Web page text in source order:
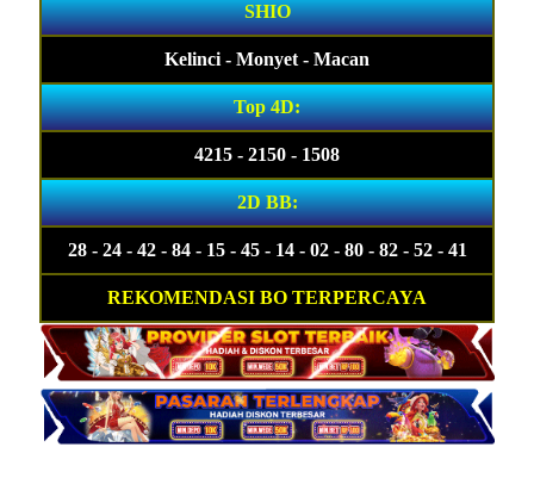
SHIO
Kelinci - Monyet - Macan
Top 4D:
4215 - 2150 - 1508
2D BB:
28 - 24 - 42 - 84 - 15 - 45 - 14 - 02 - 80 - 82 - 52 - 41
REKOMENDASI BO TERPERCAYA